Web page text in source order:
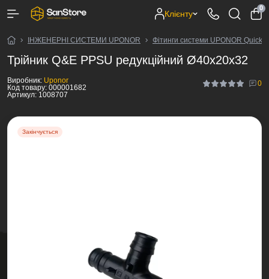
Клієнту
0
ІНЖЕНЕРНІ СИСТЕМИ UPONOR Фітинги системи UPONOR
Трійник Q&E PPSU редукційний Ø40х20х32
Виробник: Uponor
Код товару: 000001682
Артикул: 1008707
0
Закінчується